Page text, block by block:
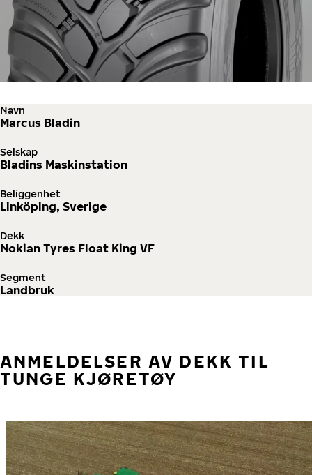
Navn
Marcus Bladin
Selskap
Bladins Maskinstation
Beliggenhet
Linköping, Sverige
Dekk
Nokian Tyres Float King VF
Segment
Landbruk
ANMELDELSER AV DEKK TIL
TUNGE KJØRETØY